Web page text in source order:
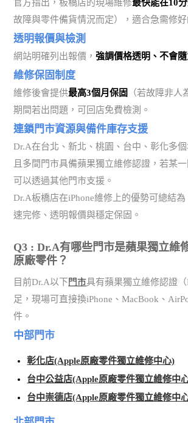
官方指出，板橋店的現場維修最快能在10
故障與零件備貨情況而定），適合急需修好
透明報價與檢測
網站明確列出報價，強調價格透明、不會
維修保固制度
維修後會提供最高3個月保固
（若故障非人
期間若出問題，可回店免費檢測。
連鎖門市資源與備件庫存支援
Dr.A在台北、新北、桃園、台中、彰化多個
且多間門市具備蘋果獨立維修認證，若某一
可以透過其他門市支援。
Dr.A板橋店在iPhone維修上的優勢可總結
速完修、透明報價與穩定保固。
Q3 : Dr.A有哪些門市是蘋果獨立維
原廠零件？
目前Dr.A以下 門市具有蘋果獨立維修認證
足，現場可直接換iPhone、MacBook、
件。
中部門市
彰化店(Apple原廠零件獨立維修中心)
台中公益店(Apple原廠零件獨立維修中
台中崇德店(Apple原廠零件獨立維修中